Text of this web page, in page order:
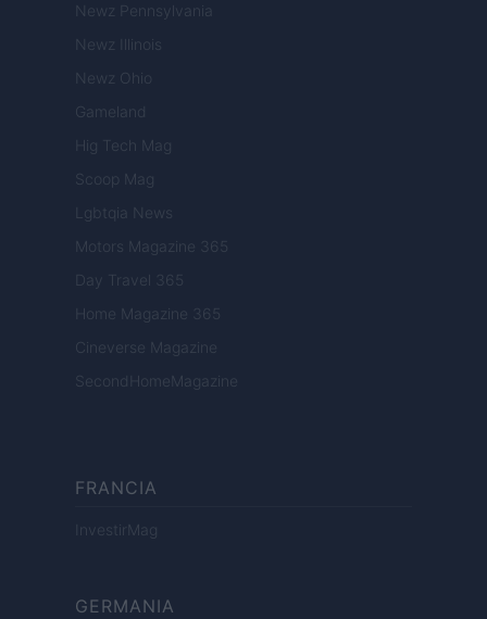
Newz Pennsylvania
Newz Illinois
Newz Ohio
Gameland
Hig Tech Mag
Scoop Mag
Lgbtqia News
Motors Magazine 365
Day Travel 365
Home Magazine 365
Cineverse Magazine
SecondHomeMagazine
FRANCIA
InvestirMag
GERMANIA